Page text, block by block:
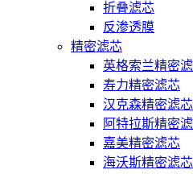
折叠滤芯
反渗透膜
精密滤芯
英格索兰精密
寿力精密滤芯
汉克森精密滤芯
阿特拉斯精密
嘉美精密滤芯
海沃斯精密滤芯